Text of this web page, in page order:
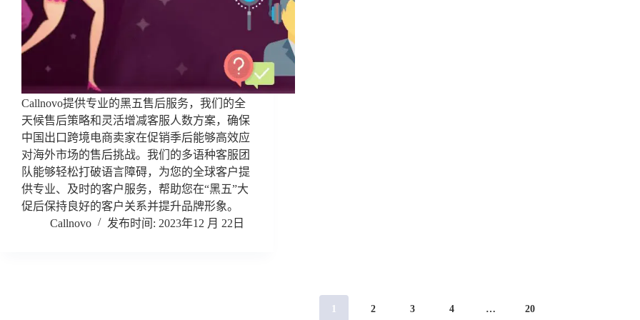
Callnovo提供专业的黑五售后服务，我们的全
天候售后策略和灵活增减客服人数方案，确保
中国出口跨境电商卖家在促销季后能够高效应
对海外市场的售后挑战。我们的多语种客服团
队能够轻松打破语言障碍，为您的全球客户提
供专业、及时的客户服务，帮助您在“黑五”大
促后保持良好的客户关系并提升品牌形象。
Callnovo
2023年12 月 22日
2 3 4 … 20